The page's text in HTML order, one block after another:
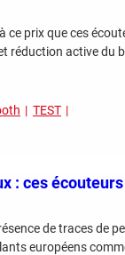
ce prix que ces
réduction active du
TEST
: ces
de traces de
européens